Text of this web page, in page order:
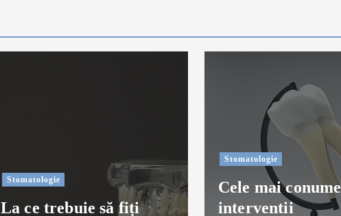
Stomatologie
La ce trebuie să fiți
Stomatologie
Cele mai conume
interventii